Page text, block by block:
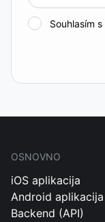
Souhlasím s
OSNOVNO
iOS aplikacija
Android aplikacija
Backend (API)